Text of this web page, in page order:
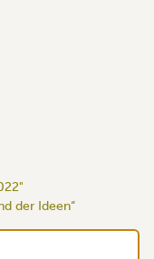
der Ideen“